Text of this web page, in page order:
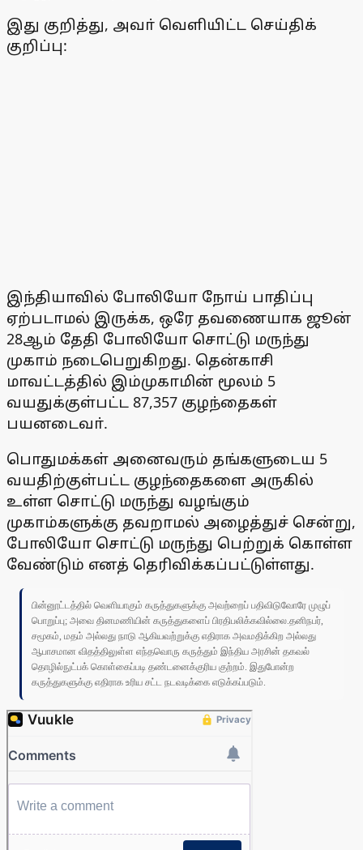
இது குறித்து, அவா் வெளியிட்ட செய்திக்
குறிப்பு:
இந்தியாவில் போலியோ நோய் பாதிப்பு
ஏற்படாமல் இருக்க, ஒரே தவணையாக ஜூன்
28ஆம் தேதி போலியோ சொட்டு மருந்து
முகாம் நடைபெறுகிறது. தென்காசி
மாவட்டத்தில் இம்முகாமின் மூலம் 5
வயதுக்குள்பட்ட 87,357 குழந்தைகள்
பயனடைவா்.
பொதுமக்கள் அனைவரும் தங்களுடைய 5
வயதிற்குள்பட்ட குழந்தைகளை அருகில்
உள்ள சொட்டு மருந்து வழங்கும்
முகாம்களுக்கு தவறாமல் அழைத்துச் சென்று,
போலியோ சொட்டு மருந்து பெற்றுக் கொள்ள
வேண்டும் எனத் தெரிவிக்கப்பட்டுள்ளது.
பின்னூட்டத்தில் வெளியாகும் கருத்துகளுக்கு அவற்றைப் பதிவிடுவோரே முழுப்
பொறுப்பு; அவை தினமணியின் கருத்துகளைப் பிரதிபலிக்கவில்லை.தனிநபர்,
சமூகம், மதம் அல்லது நாடு ஆகியவற்றுக்கு எதிராக அவமதிக்கிற அல்லது
ஆபாசமான விதத்திலுள்ள எந்தவொரு கருத்தும் இந்திய அரசின் தகவல்
தொழில்நுட்பக் கொள்கைப்படி தண்டனைக்குரிய குற்றம். இதுபோன்ற
கருத்துகளுக்கு எதிராக உரிய சட்ட நடவடிக்கை எடுக்கப்படும்.